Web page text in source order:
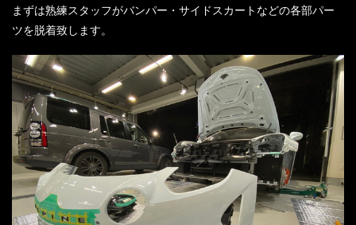
まずは熟練スタッフがバンパー・サイドスカートなどの各部パー
ツを脱着致します。